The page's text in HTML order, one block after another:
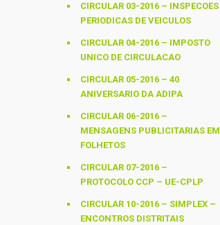
CIRCULAR 03-2016 – INSPECOES
PERIODICAS DE VEICULOS
CIRCULAR 04-2016 – IMPOSTO
UNICO DE CIRCULACAO
CIRCULAR 05-2016 – 40
ANIVERSARIO DA ADIPA
CIRCULAR 06-2016 –
MENSAGENS PUBLICITARIAS EM
FOLHETOS
CIRCULAR 07-2016 –
PROTOCOLO CCP – UE-CPLP
CIRCULAR 10-2016 – SIMPLEX –
ENCONTROS DISTRITAIS